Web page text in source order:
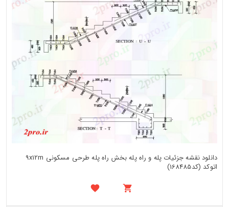
دانلود نقشه جزئیات پله و راه پله بخش راه پله طرحی مسکونی 9x12m
اتوکد (کد168485)